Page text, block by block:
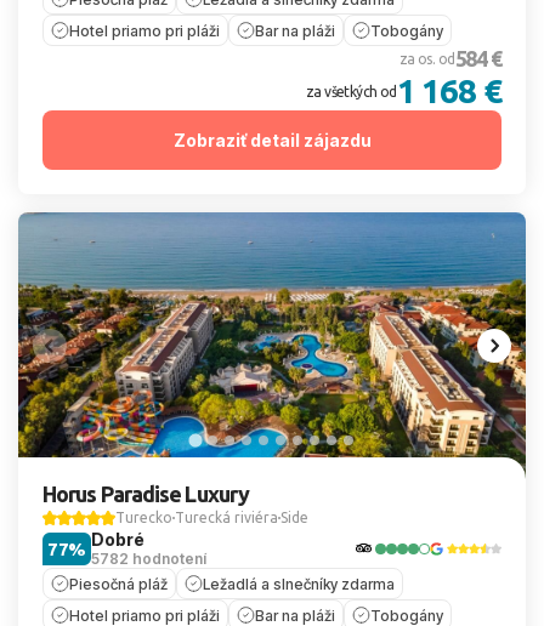
Hotel priamo pri pláži
Bar na pláži Tobogány
za os. od 584 €
za všetkých od 1 168 €
Zobraziť detail zájazdu
Horus Paradise Luxury
Turecko Turecká riviéra Side
Dobré
5782 hodnotení
77%
Piesočná pláž
Ležadlá a slnečníky zdarma
Hotel priamo pri pláži
Bar na pláži Tobogány